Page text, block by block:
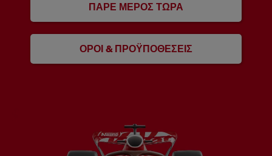
ΠΆΡΕ ΜΈΡΟΣ ΤΏΡΑ
ΌΡΟΙ & ΠΡΟΫΠΟΘΈΣΕΙΣ